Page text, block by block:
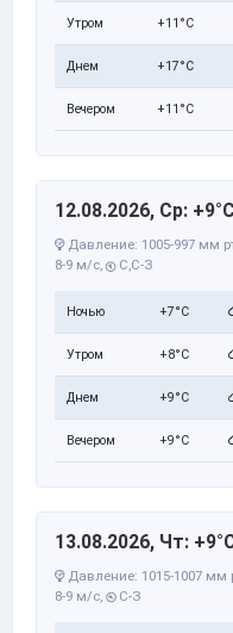
Утром +11°C
Днем +17°C
Вечером +11°C
12.08.2026, Ср:
Давление: 1005-997 мм
8-9 м/с, С,С-З
Ночью +7°C
Утром +8°C
Днем +9°C
Вечером +9°C
13.08.2026, Чт:
Давление: 1015-1007 мм
8-9 м/с, С-З